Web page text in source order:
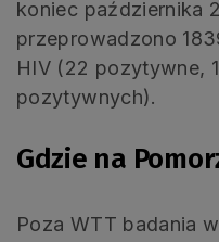
koniec października
przeprowadzono
HIV (22 pozytywne,
pozytywnych).
Gdzie na
Poza WTT badania